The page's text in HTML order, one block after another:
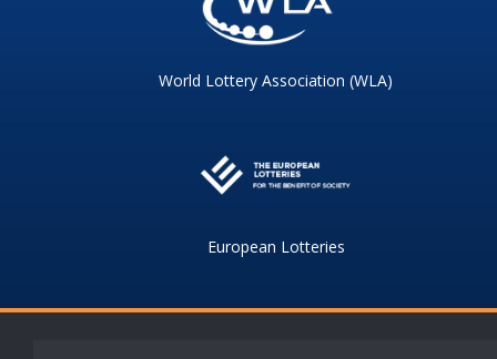
World Lottery Association (WLA)
European Lotteries